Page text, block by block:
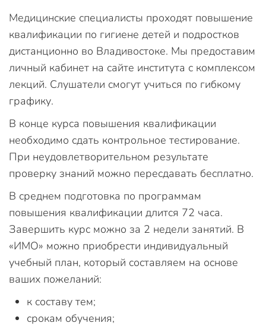
Медицинские специалисты проходят повышение
квалификации по гигиене детей и подростков
дистанционно во Владивостоке. Мы предоставим
личный кабинет на сайте института с комплексом
лекций. Слушатели смогут учиться по гибкому
графику.
В конце курса повышения квалификации
необходимо сдать контрольное тестирование.
При неудовлетворительном результате
проверку знаний можно пересдавать бесплатно.
В среднем подготовка по программам
повышения квалификации длится 72 часа.
Завершить курс можно за 2 недели занятий. В
«ИМО» можно приобрести индивидуальный
учебный план, который составляем на основе
ваших пожеланий:
к составу тем;
срокам обучения;